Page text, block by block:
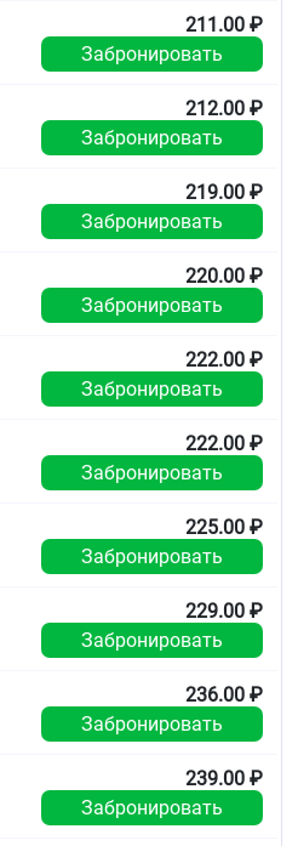
211.00 ₽
Забронировать
212.00 ₽
Забронировать
219.00 ₽
Забронировать
220.00 ₽
Забронировать
222.00 ₽
Забронировать
222.00 ₽
Забронировать
225.00 ₽
Забронировать
229.00 ₽
Забронировать
236.00 ₽
Забронировать
239.00 ₽
Забронировать